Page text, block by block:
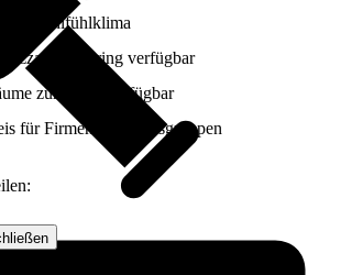
Wohlfühlklima
Pizza & Catering verfügbar
zur Miete verfügbar
für Firmen & Arbeitsgruppen